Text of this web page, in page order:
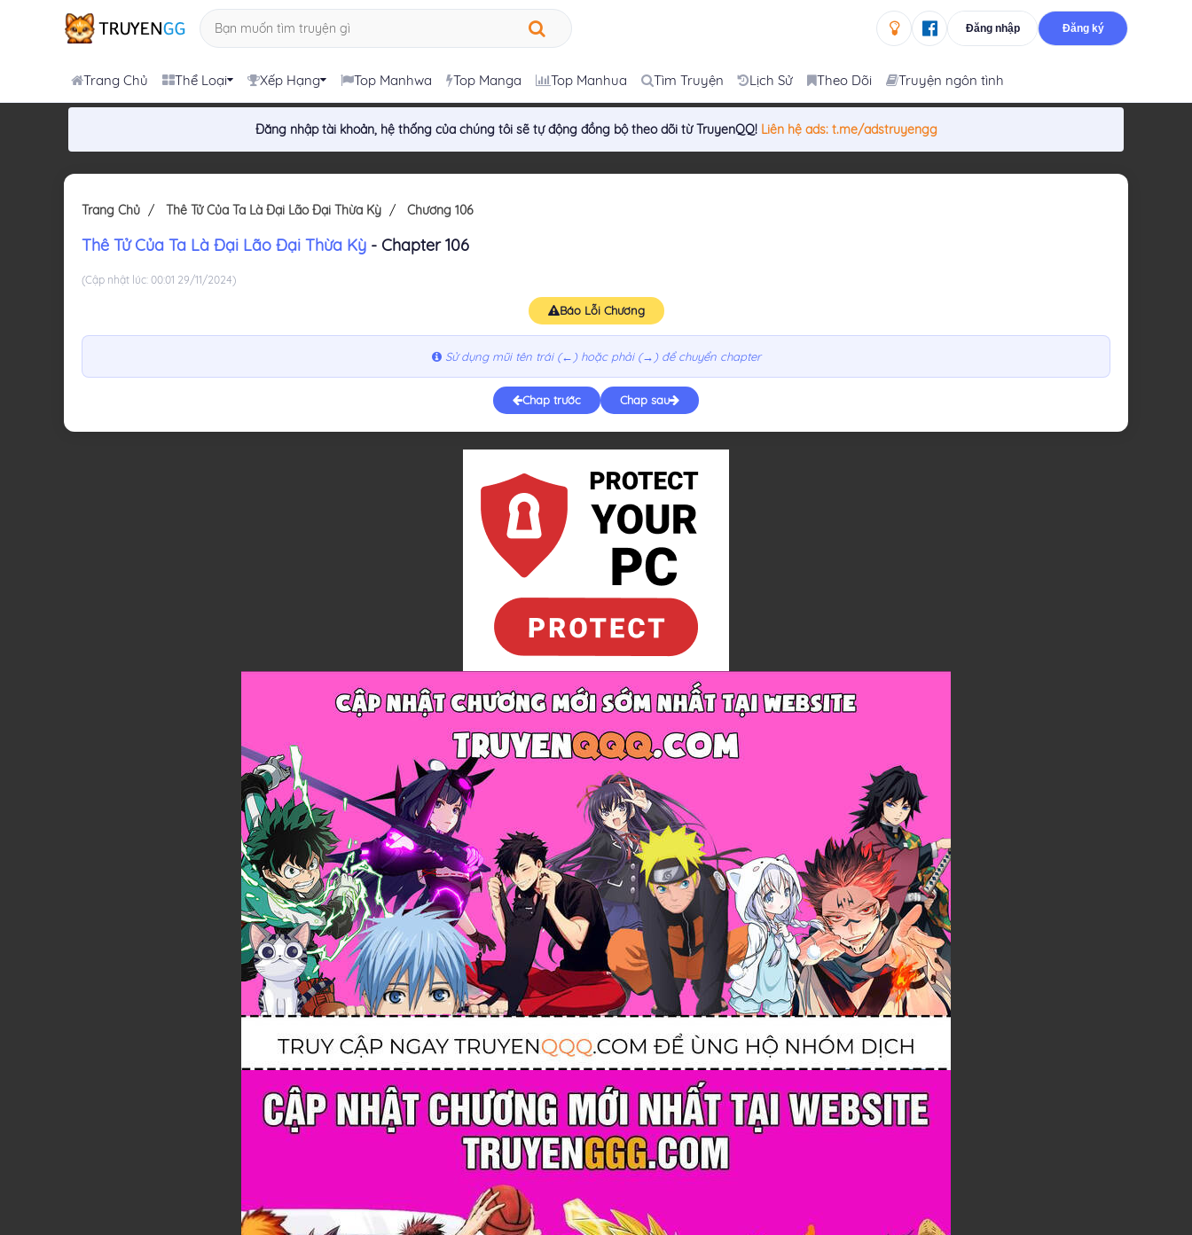
Đăng nhập Đăng ký
Trang Chủ Thể Loại Xếp Hạng Top Manhwa Top Manga Top Manhua Tìm Truyện Lịch Sử Theo Dõi Truyện ngôn tình
Đăng nhập tài khoản, hệ thống của chúng tôi sẽ tự động đồng bộ theo dõi từ TruyenQQ! Liên hệ ads: t.me/adstruyengg
Trang Chủ Thê Tử Của Ta Là Đại Lão Đại Thừa Kỳ Chương 106
Thê Tử Của Ta Là Đại Lão Đại Thừa Kỳ - Chapter 106
(Cập nhật lúc: 00:01 29/11/2024)
Báo Lỗi Chương
Sử dụng mũi tên trái (←) hoặc phải (→) để chuyển chapter
Chap trước Chap sau